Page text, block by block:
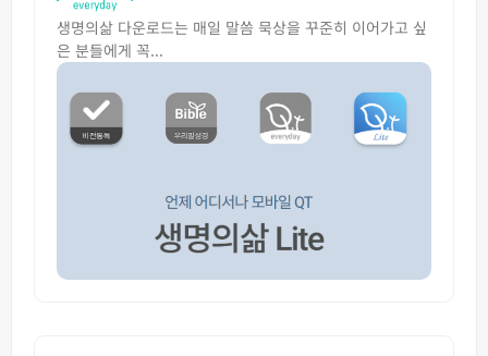
생명의삶 다운로드는 매일 말씀 묵상을 꾸준히 이어가고 싶
은 분들에게 꼭...